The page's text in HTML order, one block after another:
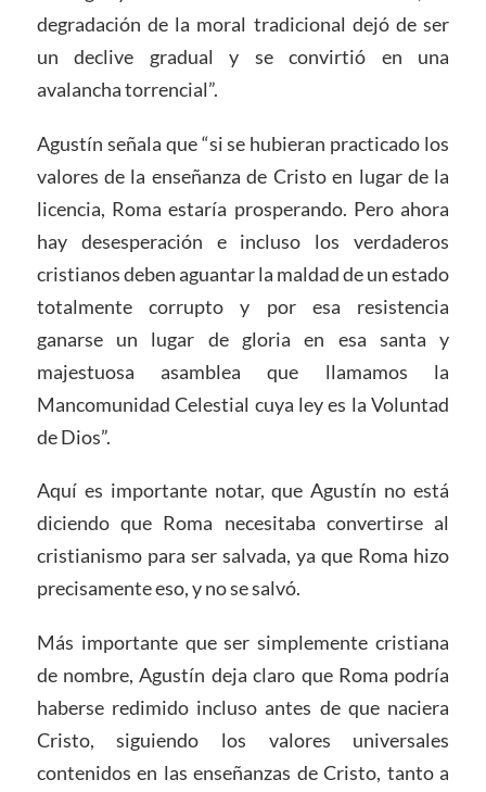
degradación de la moral tradicional dejó de ser
un declive gradual y se convirtió en una
avalancha torrencial”.
Agustín señala que “si se hubieran practicado los
valores de la enseñanza de Cristo en lugar de la
licencia, Roma estaría prosperando. Pero ahora
hay desesperación e incluso los verdaderos
cristianos deben aguantar la maldad de un estado
totalmente corrupto y por esa resistencia
ganarse un lugar de gloria en esa santa y
majestuosa asamblea que llamamos la
Mancomunidad Celestial cuya ley es la Voluntad
de Dios”.
Aquí es importante notar, que Agustín no está
diciendo que Roma necesitaba convertirse al
cristianismo para ser salvada, ya que Roma hizo
precisamente eso, y no se salvó.
Más importante que ser simplemente cristiana
de nombre, Agustín deja claro que Roma podría
haberse redimido incluso antes de que naciera
Cristo, siguiendo los valores universales
contenidos en las enseñanzas de Cristo, tanto a